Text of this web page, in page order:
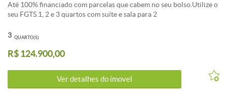
Até 100% financiado com parcelas que cabem no seu bolso.Utilize o
seu FGTS.1, 2 e 3 quartos com suíte e sala para 2
individual.O lazer mais completo da regiãoA melhor localização.
conheça o apartamento decorado.Entre em contato conosco pelo
deverão ser confirmados, pois estão sujeitos a alterações sem aviso
QUARTO(S)
3
R$ 124.900,00
Ver detalhes do ímovel